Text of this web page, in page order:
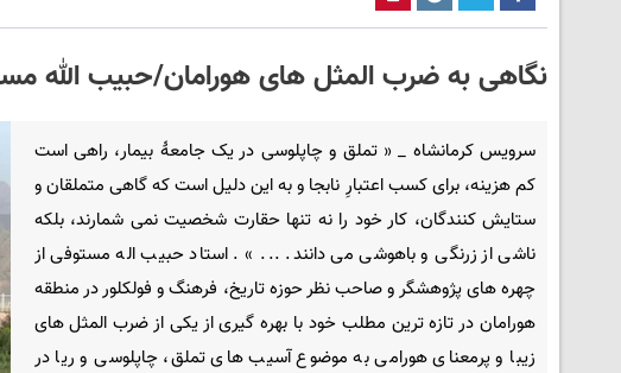
نگاهی به ضرب المثل های هورامان/حبیب الله
سرویس کرمانشاه _ « تملق و چاپلوسی در یک جامعۀ بیمار، راهی است
کم هزینه، برای کسب اعتبارِ نابجا و به این دلیل است که گاهی متملقان و
ستایش کنندگان، کار خود را نه تنها حقارت شخصیت نمی شمارند، بلکه
ناشی از زرنگی و باهوشی می دانند. ... » . استاد حبیب اله مستوفی از
چهره های پژوهشگر و صاحب نظر حوزه تاریخ، فرهنگ و فولکلور در منطقه
هورامان در تازه ترین مطلب خود با بهره گیری از یکی از ضرب المثل های
زیبا و پرمعنای هورامی به موضوع آسیب های تملق، چاپلوسی و ریا در